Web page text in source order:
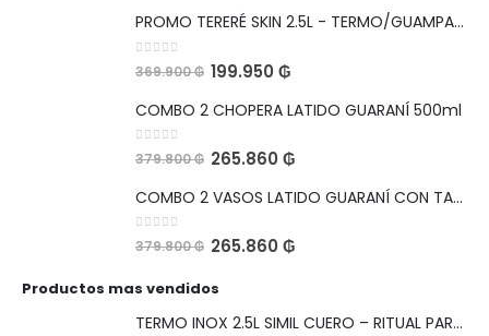
PROMO TERERÉ SKIN 2.5L - TERMO/GUAMPA/BOMBILLA
0 out of 5
369.900₲ 199.950 ₲
COMBO 2 CHOPERA LATIDO GUARANÍ 500ml
0out of 5
379.800₲ 265.860 ₲
COMBO 2 VASOS LATIDO GUARANÍ CON TAPA HERMETICA Y ABRIDOR 560ml
0out of 5
379.800₲ 265.860 ₲
Productos mas vendidos
TERMO INOX 2.5L SIMIL CUERO – RITUAL PARA CELEBRAR